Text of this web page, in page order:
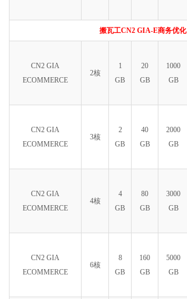
搬瓦工CN2 GIA-E商务优化
CN2 GIA
ECOMMERCE
2核
1
GB
20
GB
1000
GB
CN2 GIA
ECOMMERCE
3核
2
GB
40
GB
2000
GB
CN2 GIA
ECOMMERCE
4核
4
GB
80
GB
3000
GB
CN2 GIA
ECOMMERCE
6核
8
GB
160
GB
5000
GB